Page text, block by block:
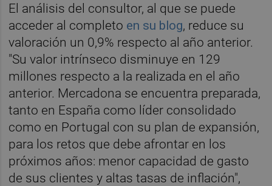
El análisis del consultor, al que se puede
acceder al completo en su blog, reduce su
valoración un 0,9% respecto al año anterior.
"Su valor intrínseco disminuye en 129
millones respecto a la realizada en el año
anterior. Mercadona se encuentra preparada,
tanto en España como líder consolidado
como en Portugal con su plan de expansión,
para los retos que debe afrontar en los
próximos años: menor capacidad de gasto
de sus clientes y altas tasas de inflación",